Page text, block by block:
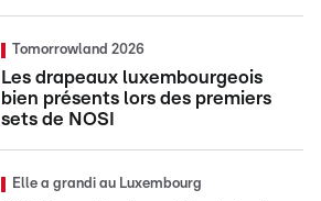
Tomorrowland 2026
Les drapeaux luxembourgeois
bien présents lors des premiers
sets de NOSI
Elle a grandi au Luxembourg